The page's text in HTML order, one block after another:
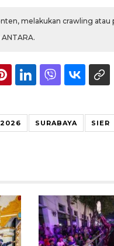
melakukan crawling
2026 SURABAYA SIER